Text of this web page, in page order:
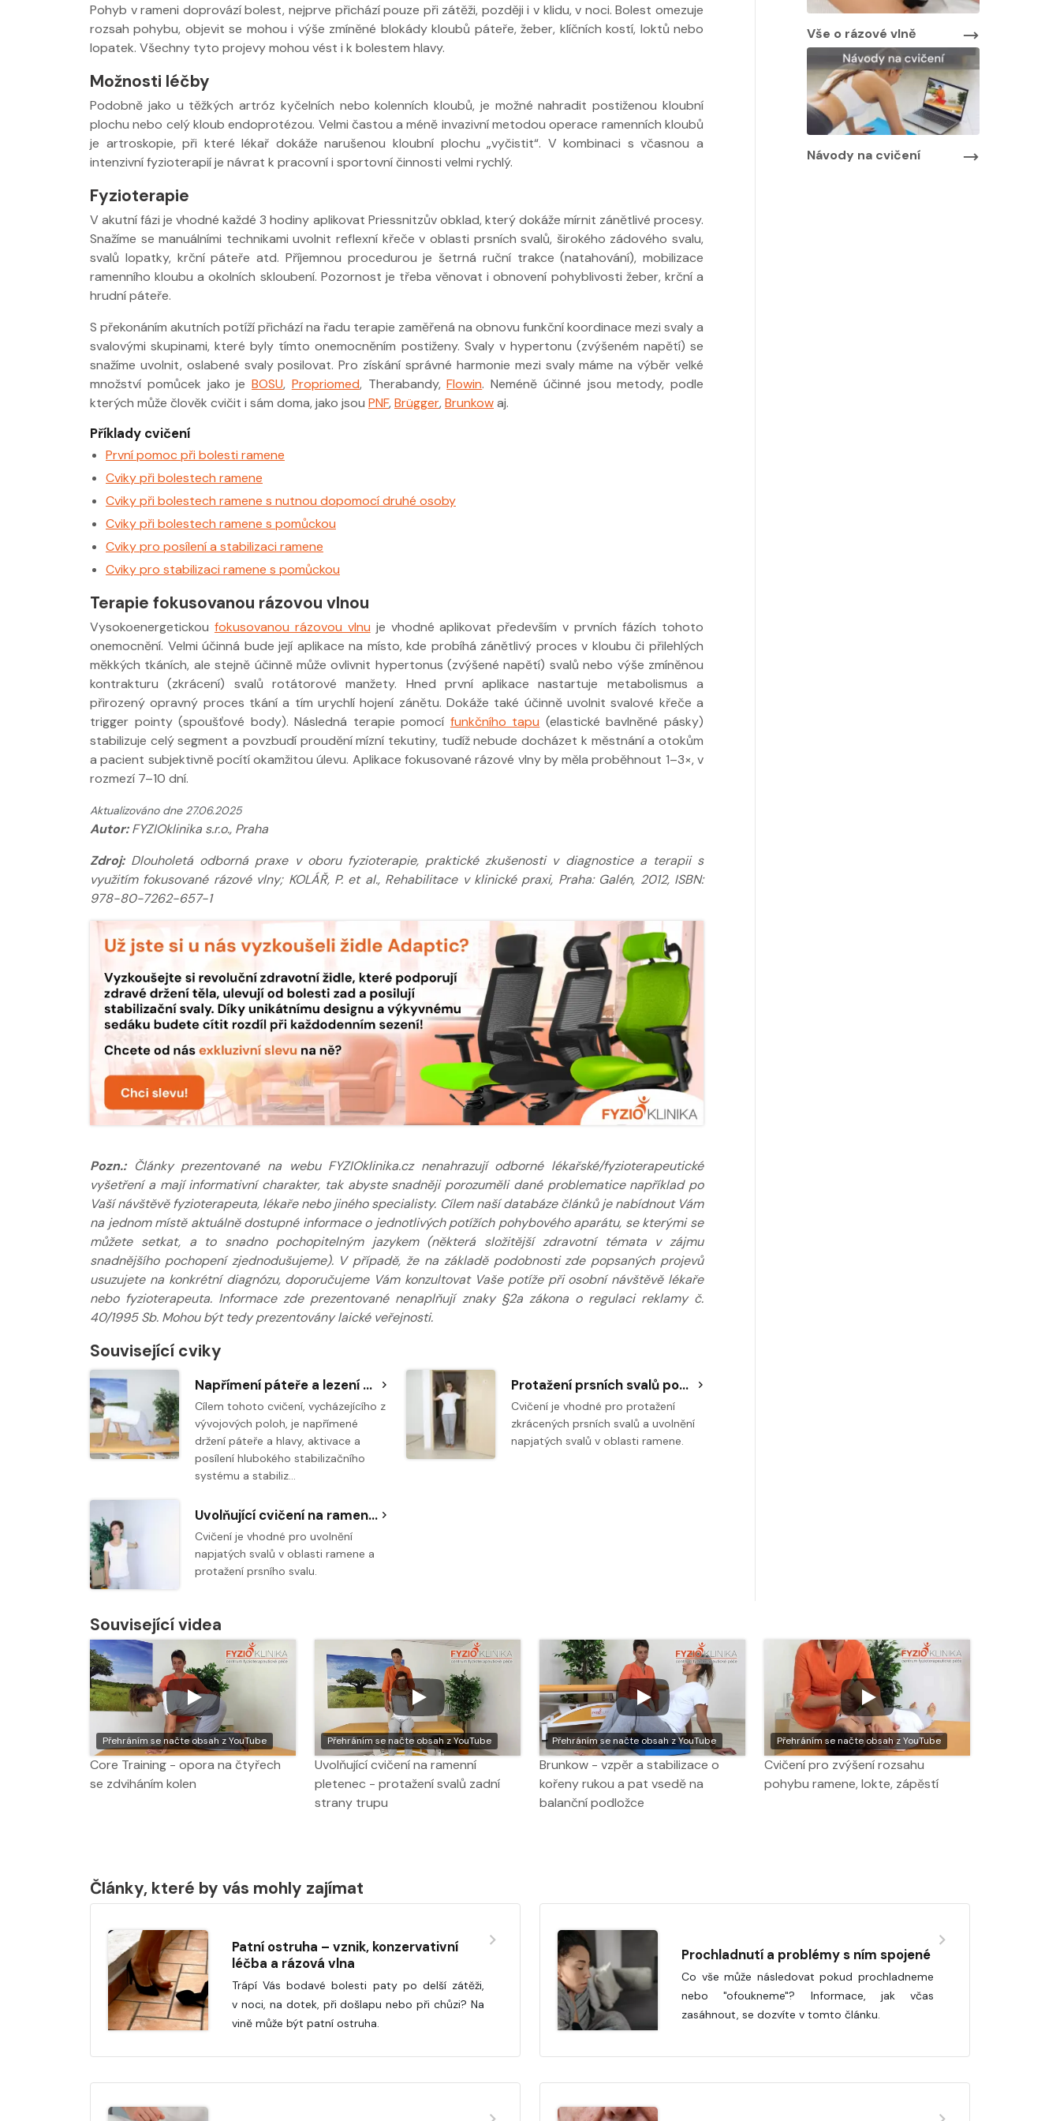
Pohyb v rameni doprovází bolest, nejprve přichází pouze při zátěži, později i v klidu, v noci. Bolest omezuje
rozsah pohybu, objevit se mohou i výše zmíněné blokády kloubů páteře, žeber, klíčních kostí, loktů nebo
lopatek. Všechny tyto projevy mohou vést i k bolestem hlavy.
Možnosti léčby
Podobně jako u těžkých artróz kyčelních nebo kolenních kloubů, je možné nahradit postiženou kloubní
plochu nebo celý kloub endoprotézou. Velmi častou a méně invazivní metodou operace ramenních kloubů
je artroskopie, při které lékař dokáže narušenou kloubní plochu „vyčistit“. V kombinaci s včasnou a
intenzivní fyzioterapií je návrat k pracovní i sportovní činnosti velmi rychlý.
Fyzioterapie
V akutní fázi je vhodné každé 3 hodiny aplikovat Priessnitzův obklad, který dokáže mírnit zánětlivé procesy.
Snažíme se manuálními technikami uvolnit reflexní křeče v oblasti prsních svalů, širokého zádového svalu,
svalů lopatky, krční páteře atd. Příjemnou procedurou je šetrná ruční trakce (natahování), mobilizace
ramenního kloubu a okolních skloubení. Pozornost je třeba věnovat i obnovení pohyblivosti žeber, krční a
hrudní páteře.
S překonáním akutních potíží přichází na řadu terapie zaměřená na obnovu funkční koordinace mezi svaly a
svalovými skupinami, které byly tímto onemocněním postiženy. Svaly v hypertonu (zvýšeném napětí) se
snažíme uvolnit, oslabené svaly posilovat. Pro získání správné harmonie mezi svaly máme na výběr velké
množství pomůcek jako je BOSU, Propriomed, Therabandy,Flowin. Neméně účinné jsou metody, podle
kterých může člověk cvičit i sám doma, jako jsou PNF,Brügger,Brunkowaj.
Příklady cvičení
První pomoc při bolesti ramene
Cviky při bolestech ramene
Cviky při bolestech ramene s nutnou dopomocí druhé osoby
Cviky při bolestech ramene s pomůckou
Cviky pro posílení a stabilizaci ramene
Cviky pro stabilizaci ramene s pomůckou
Terapie fokusovanou rázovou vlnou
Vysokoenergetickou fokusovanou rázovou vlnu je vhodné aplikovat především v prvních fázích tohoto
onemocnění. Velmi účinná bude její aplikace na místo, kde probíhá zánětlivý proces v kloubu či přilehlých
měkkých tkáních, ale stejně účinně může ovlivnit hypertonus (zvýšené napětí) svalů nebo výše zmíněnou
kontrakturu (zkrácení) svalů rotátorové manžety. Hned první aplikace nastartuje metabolismus a
přirozený opravný proces tkání a tím urychlí hojení zánětu. Dokáže také účinně uvolnit svalové křeče a
trigger pointy (spoušťové body). Následná terapie pomocí funkčního tapu (elastické bavlněné pásky)
stabilizuje celý segment a povzbudí proudění mízní tekutiny, tudíž nebude docházet k městnání a otokům
a pacient subjektivně pocítí okamžitou úlevu. Aplikace fokusované rázové vlny by měla proběhnout 1–3×, v
rozmezí 7–10 dní.
Aktualizováno dne 27.06.2025
Autor:FYZIOklinika s.r.o., Praha
Zdroj:Dlouholetá odborná praxe v oboru fyzioterapie, praktické zkušenosti v diagnostice a terapii s
využitím fokusované rázové vlny; KOLÁŘ, P. et al., Rehabilitace v klinické praxi, Praha: Galén, 2012, ISBN:
978-80-7262-657-1
Pozn.:Články prezentované na webu FYZIOklinika.cz nenahrazují odborné lékařské/fyzioterapeutické
vyšetření a mají informativní charakter, tak abyste snadněji porozuměli dané problematice například po
Vaší návštěvě fyzioterapeuta, lékaře nebo jiného specialisty. Cílem naší databáze článků je nabídnout Vám
na jednom místě aktuálně dostupné informace o jednotlivých potížích pohybového aparátu, se kterými se
můžete setkat, a to snadno pochopitelným jazykem (některá složitější zdravotní témata v zájmu
snadnějšího pochopení zjednodušujeme). V případě, že na základě podobnosti zde popsaných projevů
usuzujete na konkrétní diagnózu, doporučujeme Vám konzultovat Vaše potíže při osobní návštěvě lékaře
nebo fyzioterapeuta. Informace zde prezentované nenaplňují znaky §2a zákona o regulaci reklamy č.
40/1995 Sb. Mohou být tedy prezentovány laické veřejnosti.
Související cviky
Napřímení páteře a lezení vpřed vkleče na všech čtyřech
Cílem tohoto cvičení, vycházejícího z
vývojových poloh, je napřímené
držení páteře a hlavy, aktivace a
posílení hlubokého stabilizačního
systému a stabiliz…
Protažení prsních svalů pomocí dveřních zárubní
Cvičení je vhodné pro protažení
zkrácených prsních svalů a uvolnění
napjatých svalů v oblasti ramene.
Uvolňující cvičení na ramenní pletenec - protažení prsních svalů u stěny
Cvičení je vhodné pro uvolnění
napjatých svalů v oblasti ramene a
protažení prsního svalu.
Vše o rázové vlně
Návody na cvičení
Související videa
Přehráním se načte obsah z YouTube
Core Training - opora na čtyřech
se zdviháním kolen
Přehráním se načte obsah z YouTube
Uvolňující cvičení na ramenní
pletenec - protažení svalů zadní
strany trupu
Přehráním se načte obsah z YouTube
Brunkow - vzpěr a stabilizace o
kořeny rukou a pat vsedě na
balanční podložce
Přehráním se načte obsah z YouTube
Cvičení pro zvýšení rozsahu
pohybu ramene, lokte, zápěstí
Články, které by vás mohly zajímat
Patní ostruha – vznik, konzervativní
léčba a rázová vlna
Trápí Vás bodavé bolesti paty po delší zátěži,
v noci, na dotek, při došlapu nebo při chůzi? Na
vině může být patní ostruha.
Prochladnutí a problémy s ním spojené
Co vše může následovat pokud prochladneme
nebo "ofoukneme"? Informace, jak včas
zasáhnout, se dozvíte v tomto článku.